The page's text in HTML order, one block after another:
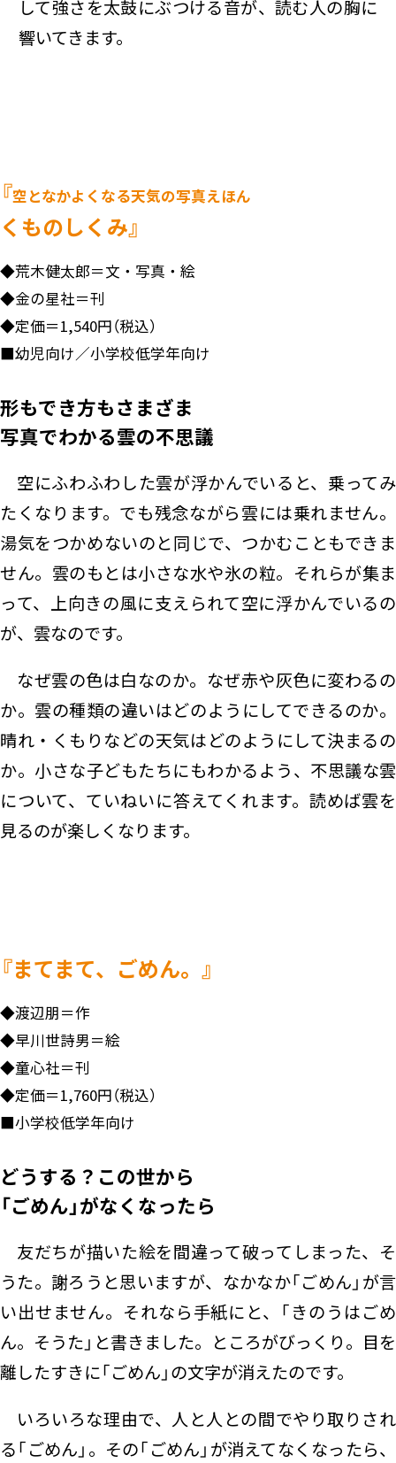
して強さを太鼓にぶつける音が、読む人の胸に
響いてきます。
『空となかよくなる天気の写真えほん
くものしくみ』
◆荒木健太郎＝文・写真・絵
◆金の星社＝刊
◆定価＝1,540円（税込）
■幼児向け／小学校低学年向け
形もでき方もさまざま
写真でわかる雲の不思議
空にふわふわした雲が浮かんでいると、乗ってみ
たくなります。でも残念ながら雲には乗れません。
湯気をつかめないのと同じで、つかむこともできま
せん。雲のもとは小さな水や氷の粒。それらが集ま
って、上向きの風に支えられて空に浮かんでいるの
が、雲なのです。
なぜ雲の色は白なのか。なぜ赤や灰色に変わるの
か。雲の種類の違いはどのようにしてできるのか。
晴れ・くもりなどの天気はどのようにして決まるの
か。小さな子どもたちにもわかるよう、不思議な雲
について、ていねいに答えてくれます。読めば雲を
見るのが楽しくなります。
『まてまて、ごめん。』
◆渡辺朋＝作
◆早川世詩男＝絵
◆童心社＝刊
◆定価＝1,760円（税込）
■小学校低学年向け
どうする？この世から
「ごめん」がなくなったら
友だちが描いた絵を間違って破ってしまった、そ
うた。謝ろうと思いますが、なかなか「ごめん」が言
い出せません。それなら手紙にと、「きのうはごめ
ん。そうた」と書きました。ところがびっくり。目を
離したすきに「ごめん」の文字が消えたのです。
いろいろな理由で、人と人との間でやり取りされ
る「ごめん」。その「ごめん」が消えてなくなったら、